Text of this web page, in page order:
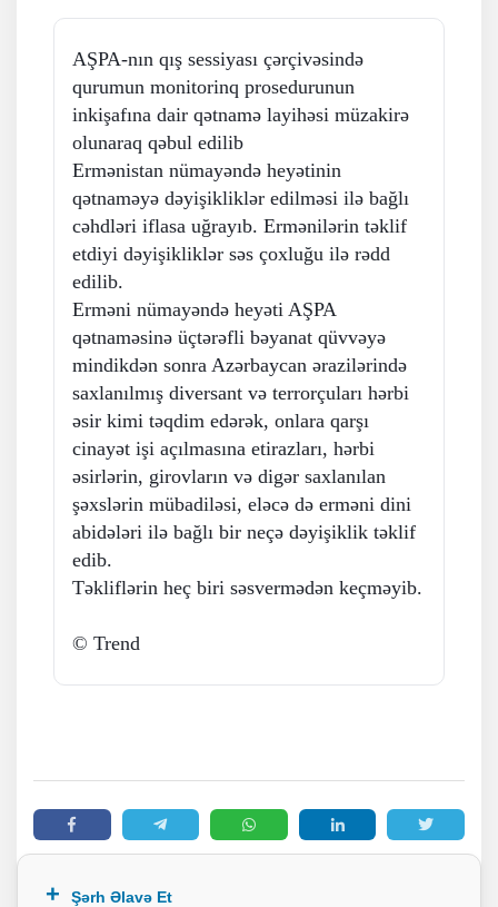
AŞPA-nın qış sessiyası çərçivəsində
qurumun monitorinq prosedurunun
inkişafına dair qətnamə layihəsi müzakirə
olunaraq qəbul edilib
Ermənistan nümayəndə heyətinin
qətnaməyə dəyişikliklər edilməsi ilə bağlı
cəhdləri iflasa uğrayıb. Ermənilərin təklif
etdiyi dəyişikliklər səs çoxluğu ilə rədd
edilib.
Erməni nümayəndə heyəti AŞPA
qətnaməsinə üçtərəfli bəyanat qüvvəyə
mindikdən sonra Azərbaycan ərazilərində
saxlanılmış diversant və terrorçuları hərbi
əsir kimi təqdim edərək, onlara qarşı
cinayət işi açılmasına etirazları, hərbi
əsirlərin, girovların və digər saxlanılan
şəxslərin mübadiləsi, eləcə də erməni dini
abidələri ilə bağlı bir neçə dəyişiklik təklif
edib.
Təkliflərin heç biri səsvermədən keçməyib.
© Trend
Şərh Əlavə Et